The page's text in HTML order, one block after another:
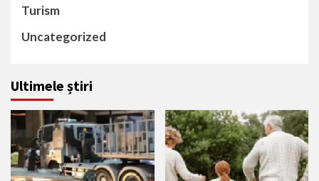
Turism
Uncategorized
Ultimele știri